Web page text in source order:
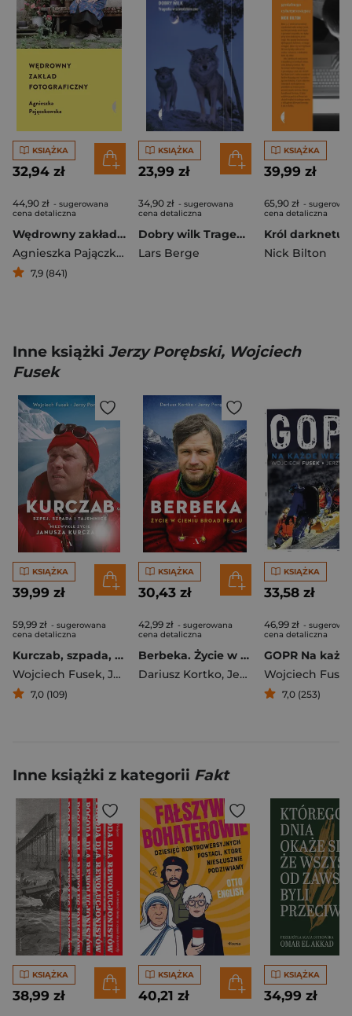
KSIĄŻKA
32,94 zł
44,90 zł - sugerowana
cena detaliczna
Wędrowny zakład fotograficzny
Agnieszka Pajączkowska
7,9 (841)
KSIĄŻKA
23,99 zł
34,90 zł - sugerowana
cena detaliczna
Dobry wilk Tragedia w szwedzkim zoo
Lars Berge
KSIĄŻKA
39,99 zł
65,90 zł -
cena detaliczna
Nick Bilton
Inne książki Jerzy Porębski, Wojciech
Fusek
KSIĄŻKA
39,99 zł
59,99 zł - sugerowana
cena detaliczna
Kurczab, szpada, szpej i tajemnice. Niezwykłe życie Janusza Kurczaba
Wojciech Fusek, Jerzy Porębski
7,0 (109)
KSIĄŻKA
30,43 zł
42,99 zł - sugerowana
cena detaliczna
Berbeka. Życie w cieniu Broad Peaku
Dariusz Kortko, Jerzy Porębski
KSIĄŻKA
33,58 zł
46,99 zł -
cena detaliczna
Wojciech
7,0 (253)
Inne książki z kategorii Fakt
KSIĄŻKA
38,99 zł
KSIĄŻKA
40,21 zł
KSIĄŻKA
34,99 zł